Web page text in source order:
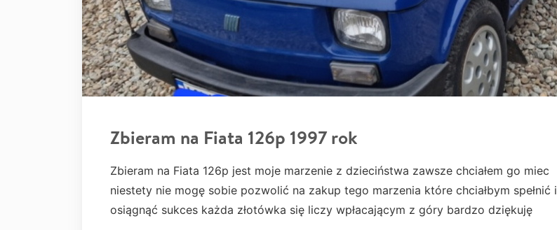
Zbieram na Fiata 126p 1997 rok
Zbieram na Fiata 126p jest moje marzenie z dzieciństwa zawsze chciałem go miec
niestety nie mogę sobie pozwolić na zakup tego marzenia które chciałbym spełnić i
osiągnąć sukces każda złotówka się liczy wpłacającym z góry bardzo dziękuję